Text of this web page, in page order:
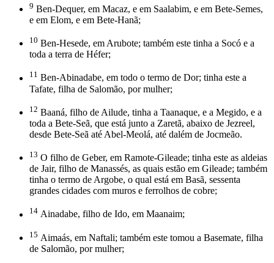
9 Ben-Dequer, em Macaz, e em Saalabim, e em Bete-Semes,
e em Elom, e em Bete-Hanã;
10 Ben-Hesede, em Arubote; também este tinha a Socó e a
toda a terra de Héfer;
11 Ben-Abinadabe, em todo o termo de Dor; tinha este a
Tafate, filha de Salomão, por mulher;
12 Baaná, filho de Ailude, tinha a Taanaque, e a Megido, e a
toda a Bete-Seã, que está junto a Zaretã, abaixo de Jezreel,
desde Bete-Seã até Abel-Meolá, até dalém de Jocmeão.
13 O filho de Geber, em Ramote-Gileade; tinha este as aldeias
de Jair, filho de Manassés, as quais estão em Gileade; também
tinha o termo de Argobe, o qual está em Basã, sessenta
grandes cidades com muros e ferrolhos de cobre;
14 Ainadabe, filho de Ido, em Maanaim;
15 Aimaás, em Naftali; também este tomou a Basemate, filha
de Salomão, por mulher;